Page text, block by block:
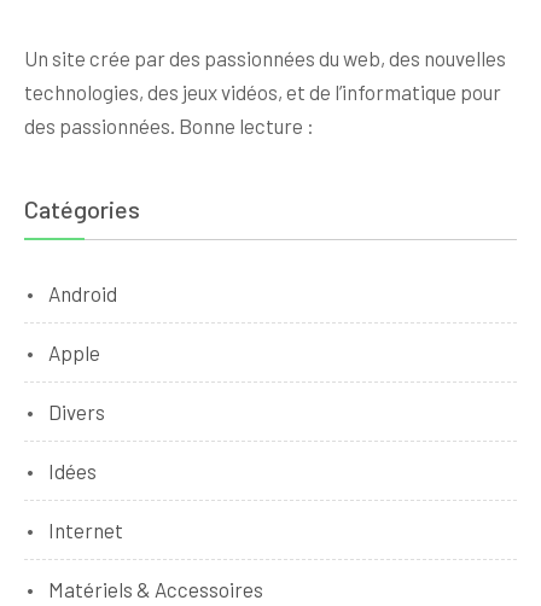
Un site crée par des passionnées du web, des nouvelles
technologies, des jeux vidéos, et de l’informatique pour
des passionnées. Bonne lecture :
Catégories
Android
Apple
Divers
Idées
Internet
Matériels & Accessoires